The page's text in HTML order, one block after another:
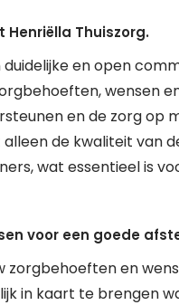
Thuiszorg.
en open
wensen
en de zorg op
de kwaliteit van
wat essentieel is
voor een goede
zorgbehoeften en
in kaart te brengen